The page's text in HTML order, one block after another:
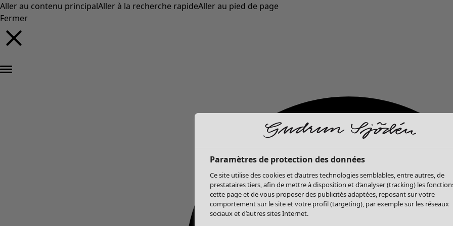
Aller au contenu principalAller à la recherche rapideAller au pied de page
Fermer
Paramètres de protection des données
Ce site utilise des cookies et d’autres technologies semblables, entre autres, de
prestataires tiers, afin de mettre à disposition et d’analyser (tracking) les
cette page et de vous proposer des publicités adaptées, reposant sur votre
comportement sur le site et votre profil (targeting), par exemple sur les réseaux
sociaux et d’autres sites Internet.